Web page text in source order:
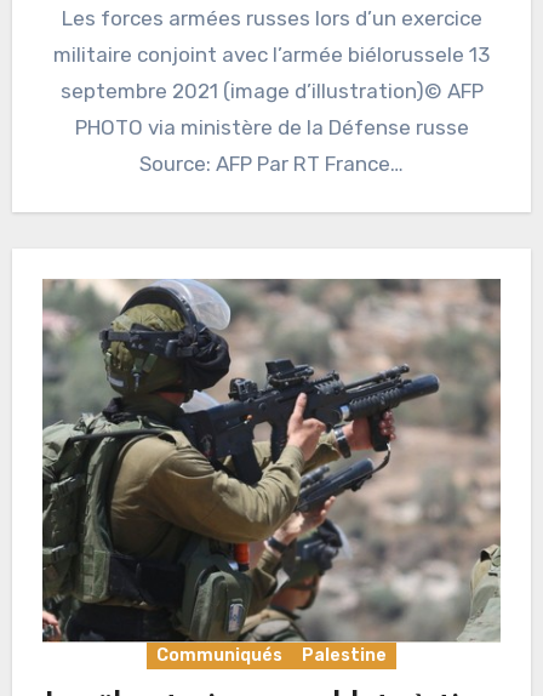
Les forces armées russes lors d’un exercice
militaire conjoint avec l’armée biélorussele 13
septembre 2021 (image d’illustration)© AFP
PHOTO via ministère de la Défense russe
Source: AFP Par RT France…
Communiqués Palestine